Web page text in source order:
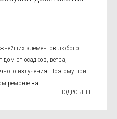
элементов любого
от осадков, ветра,
излучения. Поэтому при
ремонте ва...
ПОДРОБНЕЕ